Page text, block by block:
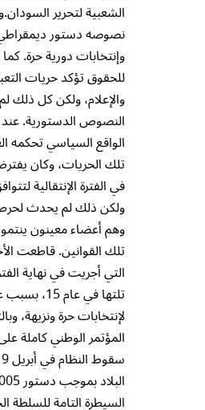
الشعبية لتحرير
نصوصه دستور
وإنتخابات دورية حرة.
للحقوق تؤكد حريات
والإعلام، ولكن كل ذلك
الواقع السياسي تحكمه
تلك الحريات، وكان
في الفترة الإنتقالية
ولكن ذلك لم يحدث لحرص
وهم أعضاء معينون
تلك القوانين. قاطعت
التي أجريت في نهاية
تلتها في
لإنتخابات حرة ونزيهة،
المؤتمر الوطني كاملة
السيطرة التامة للسلطة